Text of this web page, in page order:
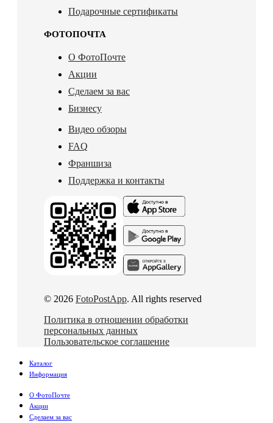
Подарочные сертификаты
ФОТОПОЧТА
О ФотоПочте
Акции
Сделаем за вас
Бизнесу
Видео обзоры
FAQ
Франшиза
Поддержка и контакты
© 2026 FotoPostApp. All rights reserved
Политика в отношении обработки
персональных данных
Пользовательское соглашение
Каталог
Информация
О ФотоПочте
Акции
Сделаем за вас